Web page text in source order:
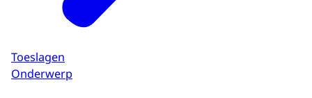
Toeslagen
Onderwerp